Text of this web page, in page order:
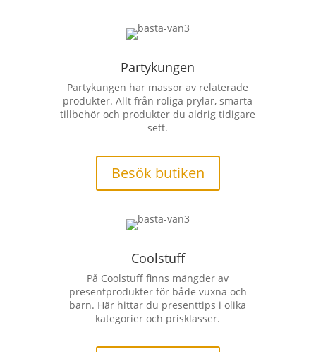
Partykungen
Partykungen har massor av relaterade
produkter. Allt från roliga prylar, smarta
tillbehör och produkter du aldrig tidigare
sett.
Besök butiken
Coolstuff
På Coolstuff finns mängder av
presentprodukter för både vuxna och
barn. Här hittar du presenttips i olika
kategorier och prisklasser.